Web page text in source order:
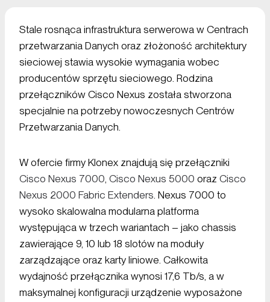
Stale rosnąca infrastruktura serwerowa w Centrach
przetwarzania Danych oraz złożoność architektury
sieciowej stawia wysokie wymagania wobec
producentów sprzętu sieciowego. Rodzina
przełączników Cisco Nexus została stworzona
specjalnie na potrzeby nowoczesnych Centrów
Przetwarzania Danych.
W ofercie firmy Klonex znajdują się przełączniki
Cisco Nexus 7000, Cisco Nexus 5000 oraz Cisco
Nexus 2000 Fabric Extenders. Nexus 7000 to
wysoko skalowalna modularna platforma
występująca w trzech wariantach – jako chassis
zawierające 9, 10 lub 18 slotów na moduły
zarządzające oraz karty liniowe. Całkowita
wydajność przełącznika wynosi 17,6 Tb/s, a w
maksymalnej konfiguracji urządzenie wyposażone